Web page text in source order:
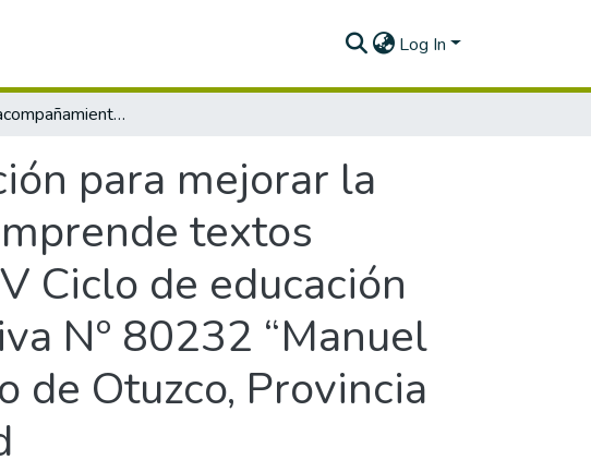
Log In
Monitoreo, acompañamiento y evaluación para mejorar la práctica docente en la competencia comprende textos escritos del área de comunicación del V Ciclo de educación básica regular de la Institución Educativa Nº 80232 “Manuel Apolonio Moreno Figueroa” del Distrito de Otuzco, Provincia de Otuzco - UGEL Otuzco - La Libertad
para mejorar la
textos
Ciclo de educación
Nº 80232 “Manuel
de Otuzco, Provincia